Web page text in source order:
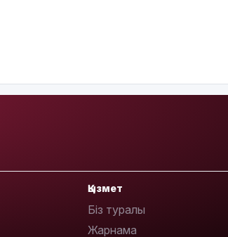
Қызмет
Біз туралы
Жарнама